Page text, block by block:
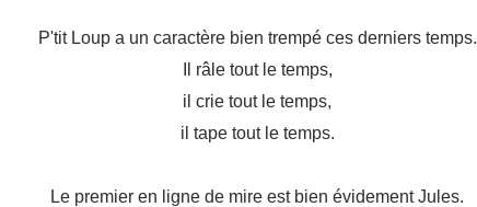
P'tit Loup a un caractère bien trempé ces derniers temps.
Il râle tout le temps,
il crie tout le temps,
il tape tout le temps.
Le premier en ligne de mire est bien évidement Jules.